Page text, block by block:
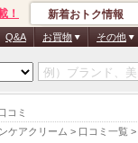
コミ
ケアクリーム > 口コミ一覧 >
！ 新着おトク情報
Q&A お買物 その他